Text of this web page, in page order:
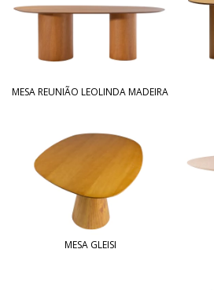
MESA REUNIÃO LEOLINDA MADEIRA
MESA GLEISI